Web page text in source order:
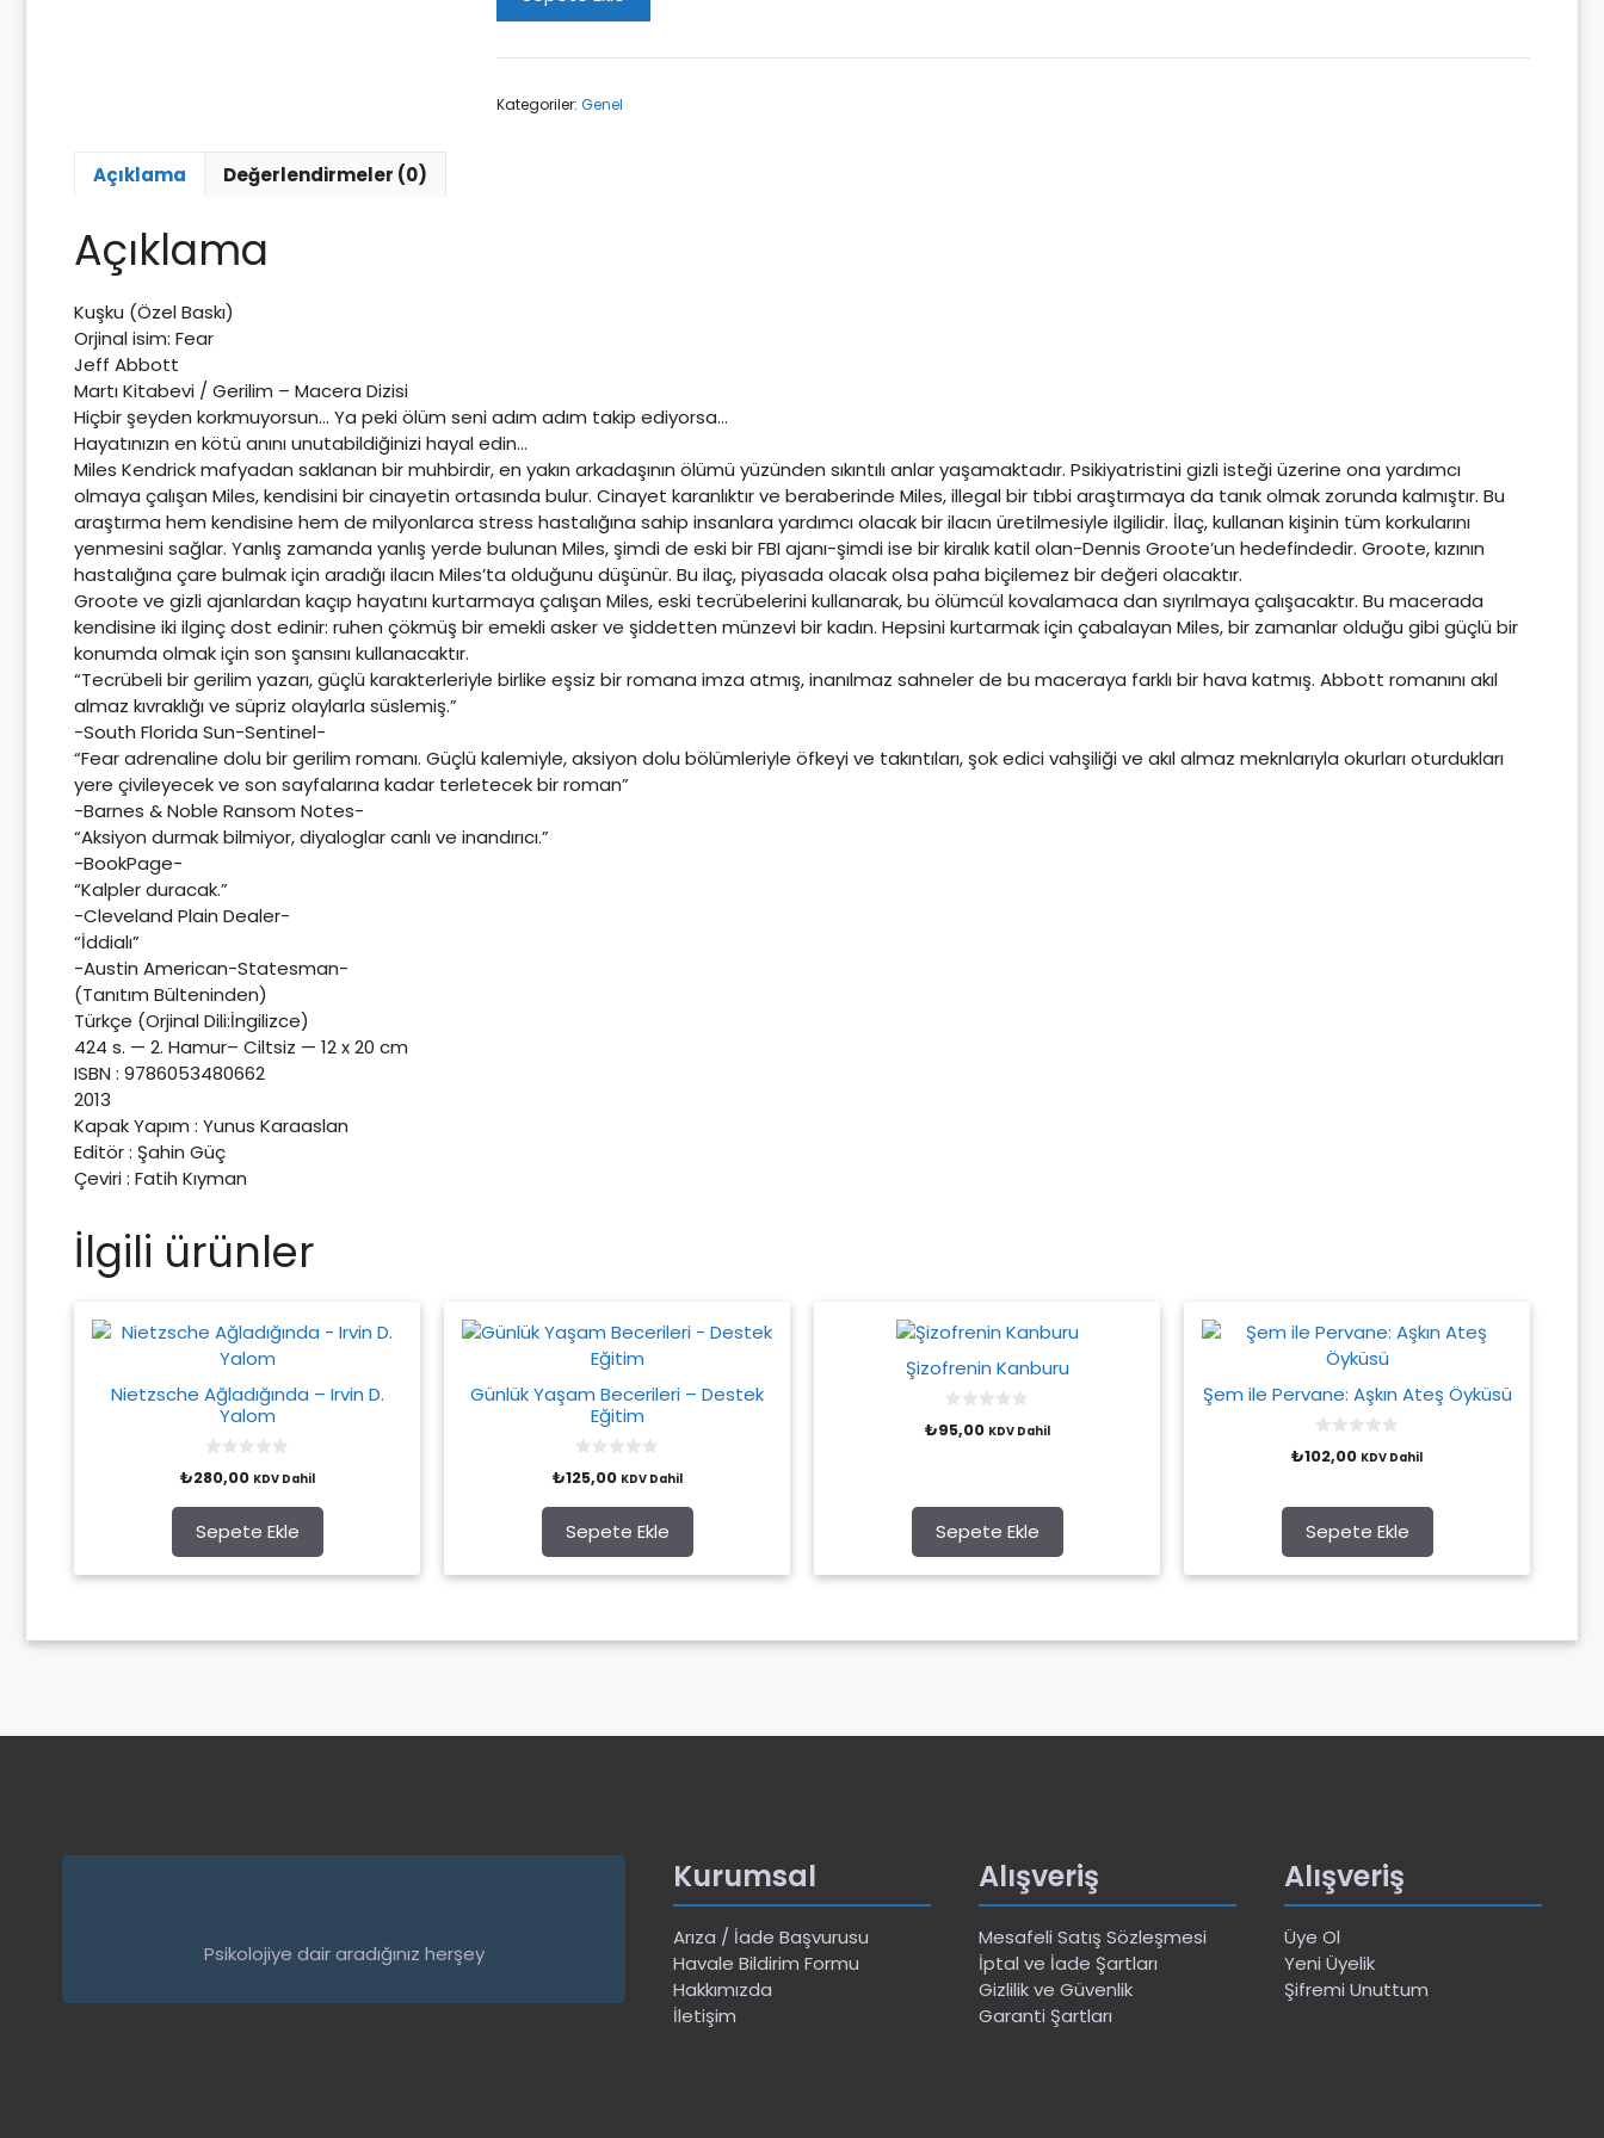
Abbott
Kategoriler: Genel
Açıklama Değerlendirmeler (0)
Açıklama
Kuşku (Özel Baskı)
Orjinal isim: Fear
Jeff Abbott
Martı Kitabevi / Gerilim – Macera Dizisi
Hiçbir şeyden korkmuyorsun… Ya peki ölüm seni adım adım takip ediyorsa…
Hayatınızın en kötü anını unutabildiğinizi hayal edin…
Miles Kendrick mafyadan saklanan bir muhbirdir, en yakın arkadaşının ölümü yüzünden sıkıntılı anlar yaşamaktadır. Psikiyatristini gizli isteği üzerine ona yardımcı
olmaya çalışan Miles, kendisini bir cinayetin ortasında bulur. Cinayet karanlıktır ve beraberinde Miles, illegal bir tıbbi araştırmaya da tanık olmak zorunda kalmıştır. Bu
araştırma hem kendisine hem de milyonlarca stress hastalığına sahip insanlara yardımcı olacak bir ilacın üretilmesiyle ilgilidir. İlaç, kullanan kişinin tüm korkularını
yenmesini sağlar. Yanlış zamanda yanlış yerde bulunan Miles, şimdi de eski bir FBI ajanı-şimdi ise bir kiralık katil olan-Dennis Groote’un hedefindedir. Groote, kızının
hastalığına çare bulmak için aradığı ilacın Miles’ta olduğunu düşünür. Bu ilaç, piyasada olacak olsa paha biçilemez bir değeri olacaktır.
Groote ve gizli ajanlardan kaçıp hayatını kurtarmaya çalışan Miles, eski tecrübelerini kullanarak, bu ölümcül kovalamaca dan sıyrılmaya çalışacaktır. Bu macerada
kendisine iki ilginç dost edinir: ruhen çökmüş bir emekli asker ve şiddetten münzevi bir kadın. Hepsini kurtarmak için çabalayan Miles, bir zamanlar olduğu gibi güçlü bir
konumda olmak için son şansını kullanacaktır.
“Tecrübeli bir gerilim yazarı, güçlü karakterleriyle birlike eşsiz bir romana imza atmış, inanılmaz sahneler de bu maceraya farklı bir hava katmış. Abbott romanını akıl
almaz kıvraklığı ve süpriz olaylarla süslemiş.”
-South Florida Sun-Sentinel-
“Fear adrenaline dolu bir gerilim romanı. Güçlü kalemiyle, aksiyon dolu bölümleriyle öfkeyi ve takıntıları, şok edici vahşiliği ve akıl almaz meknlarıyla okurları oturdukları
yere çivileyecek ve son sayfalarına kadar terletecek bir roman”
-Barnes & Noble Ransom Notes-
“Aksiyon durmak bilmiyor, diyaloglar canlı ve inandırıcı.”
-BookPage-
“Kalpler duracak.”
-Cleveland Plain Dealer-
“İddialı”
-Austin American-Statesman-
(Tanıtım Bülteninden)
Türkçe (Orjinal Dili:İngilizce)
424 s. — 2. Hamur– Ciltsiz — 12 x 20 cm
ISBN : 9786053480662
2013
Kapak Yapım : Yunus Karaaslan
Editör : Şahin Güç
Çeviri : Fatih Kıyman
İlgili ürünler
Nietzsche Ağladığında – Irvin D.
Yalom
0
o
t
o
f
5
₺280,00 KDV Dahil
Sepete Ekle
Günlük Yaşam Becerileri – Destek
Eğitim
0
o
t
o
f
5
₺125,00 KDV Dahil
Sepete Ekle
Şizofrenin Kanburu
0
o
5
₺95,00 KDV Dahil
Sepete Ekle
Şem ile Pervane: Aşkın Ateş Öyküsü
0
o
o
5
₺102,00 KDV Dahil
Sepete Ekle
Psikolojiye dair aradığınız herşey
Kurumsal
Arıza / İade Başvurusu
Havale Bildirim Formu
Hakkımızda
İletişim
Alışveriş
Mesafeli Satış Sözleşmesi
İptal ve İade Şartları
Gizlilik ve Güvenlik
Garanti Şartları
Alışveriş
Üye Ol
Yeni Üyelik
Şifremi Unuttum